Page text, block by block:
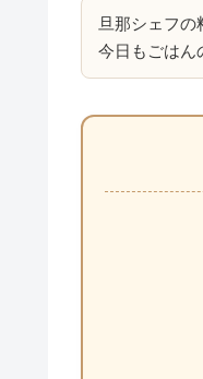
旦那シェフの
今日もごはん